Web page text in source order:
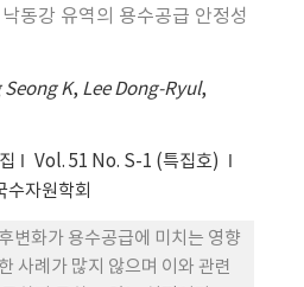
여할 것으로 판단된다.
모형)을 선정하였다. 5대강 유
위해 상세화된 기후변화 시나
행하였다. 장기간의 자료를 활
매개변수를 추정하였으며, 과
) 대비 미래 3기간(2025s,
대한 우기 및 건기 시의 유량변
대비 RCP4.5 시나리오에서 더
시나리오 하에서 2025s,
동강 유역의 용수공급 안정성
Seong K, Lee Dong-Ryul,
Vol. 51 No. S-1 (특집호)
수자원학회
변화가 용수공급에 미치는 영향
사례가 많지 않으며 이와 관련